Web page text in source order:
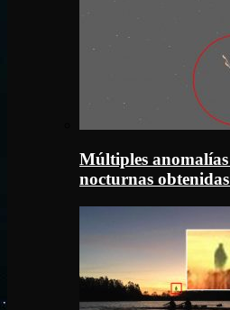
Múltiples anomalías
nocturnas